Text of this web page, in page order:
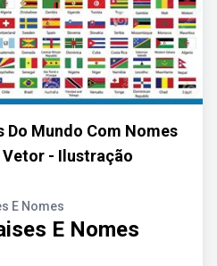
Do Mundo Com Nomes
- Ilustração
E Nomes
E Nomes